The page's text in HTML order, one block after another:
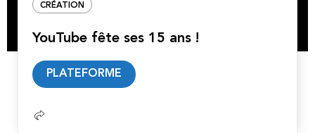
CRÉATION
YouTube fête ses 15 ans !
PLATEFORME